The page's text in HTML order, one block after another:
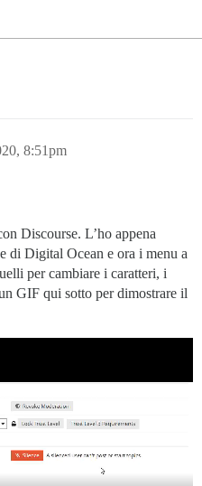
8:51pm
Discourse. L’ho appena
di Digital Ocean e ora i menu a
per cambiare i caratteri, i
GIF qui sotto per dimostrare il